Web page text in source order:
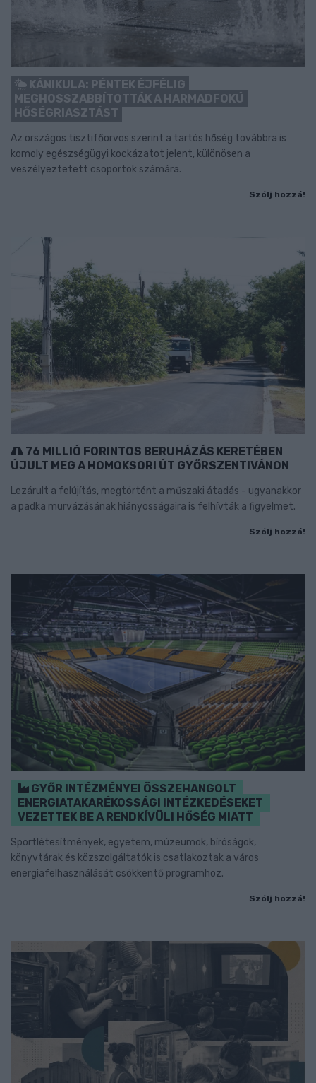
KÁNIKULA: PÉNTEK ÉJFÉLIG
MEGHOSSZABBÍTOTTÁK A HARMADFOKÚ
HŐSÉGRIASZTÁST
Az országos tisztifőorvos szerint a tartós hőség továbbra is
komoly egészségügyi kockázatot jelent, különösen a
veszélyeztetett csoportok számára.
Szólj hozzá!
76 MILLIÓ FORINTOS BERUHÁZÁS KERETÉBEN
ÚJULT MEG A HOMOKSORI ÚT GYŐRSZENTIVÁNON
Lezárult a felújítás, megtörtént a műszaki átadás - ugyanakkor
a padka murvázásának hiányosságaira is felhívták a figyelmet.
Szólj hozzá!
GYŐR INTÉZMÉNYEI ÖSSZEHANGOLT
ENERGIATAKARÉKOSSÁGI INTÉZKEDÉSEKET
VEZETTEK BE A RENDKÍVÜLI HŐSÉG MIATT
Sportlétesítmények, egyetem, múzeumok, bíróságok,
könyvtárak és közszolgáltatók is csatlakoztak a város
energiafelhasználását csökkentő programhoz.
Szólj hozzá!